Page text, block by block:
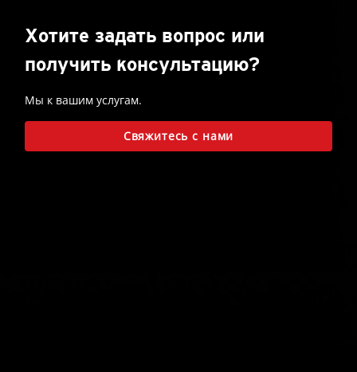
Хотите задать вопрос или
получить консультацию?
Мы к вашим услугам.
Свяжитесь с нами